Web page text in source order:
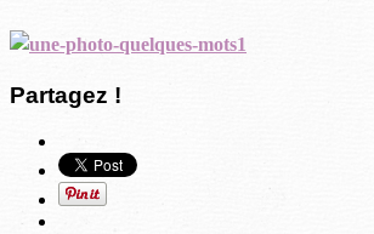
Partagez !